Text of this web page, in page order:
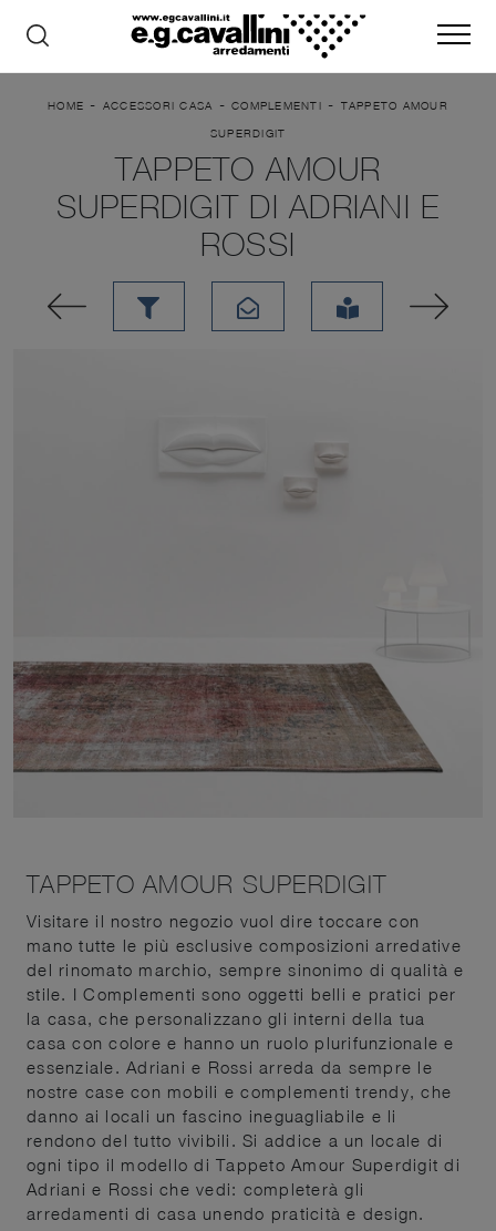
HOME - ACCESSORI CASA -COMPLEMENTI - TAPPETO AMOUR
SUPERDIGIT
TAPPETO AMOUR
SUPERDIGIT DI ADRIANI E
ROSSI
TAPPETO AMOUR SUPERDIGIT
Visitare il nostro negozio vuol dire toccare con
mano tutte le più esclusive composizioni arredative
del rinomato marchio, sempre sinonimo di qualità e
stile. I Complementi sono oggetti belli e pratici per
la casa, che personalizzano gli interni della tua
casa con colore e hanno un ruolo plurifunzionale e
essenziale. Adriani e Rossi arreda da sempre le
nostre case con mobili e complementi trendy, che
danno ai locali un fascino ineguagliabile e li
rendono del tutto vivibili. Si addice a un locale di
ogni tipo il modello di Tappeto Amour Superdigit di
Adriani e Rossi che vedi: completerà gli
arredamenti di casa unendo praticità e design.